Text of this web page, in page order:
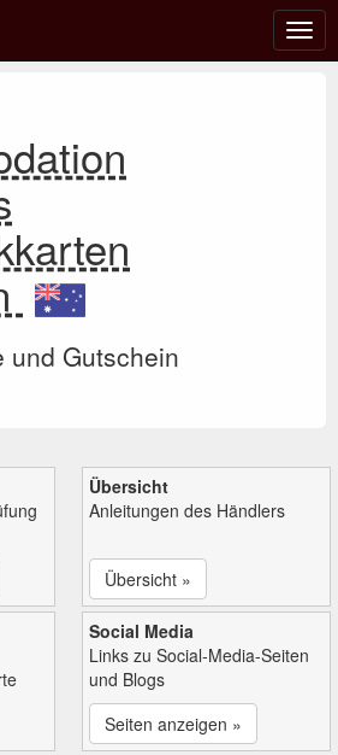
und Gutschein
Übersicht
Anleitungen des Händlers
Übersicht »
Social Media
Links zu Social-Media-Seiten
und Blogs
Seiten anzeigen »